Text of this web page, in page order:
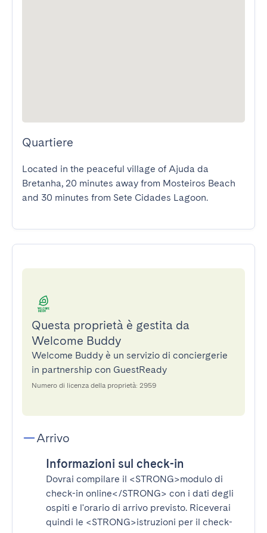
Quartiere
Located in the peaceful village of Ajuda da
Bretanha, 20 minutes away from Mosteiros Beach
and 30 minutes from Sete Cidades Lagoon.
Questa proprietà è gestita da
Welcome Buddy
Welcome Buddy è un servizio di conciergerie
in partnership con GuestReady
Numero di licenza della proprietà: 2959
Arrivo
Informazioni sul check-in
Dovrai compilare il <STRONG>modulo di
check-in online</STRONG> con i dati degli
ospiti e l'orario di arrivo previsto. Riceverai
quindi le <STRONG>istruzioni per il check-